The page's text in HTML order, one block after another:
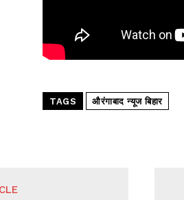
TAGS औरंगाबाद न्यूज बिहार